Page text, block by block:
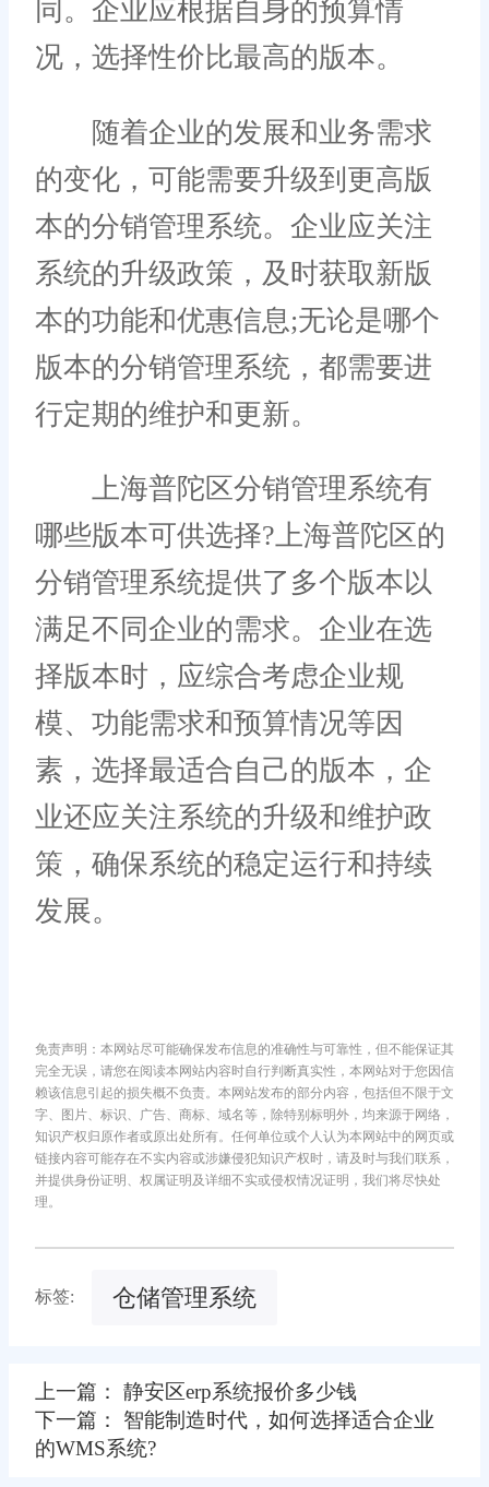
同。企业应根据自身的预算情
况，选择性价比最高的版本。
随着企业的发展和业务需求
的变化，可能需要升级到更高版
本的分销管理系统。企业应关注
系统的升级政策，及时获取新版
本的功能和优惠信息;无论是哪个
版本的分销管理系统，都需要进
行定期的维护和更新。
上海普陀区分销管理系统有
哪些版本可供选择?上海普陀区的
分销管理系统提供了多个版本以
满足不同企业的需求。企业在选
择版本时，应综合考虑企业规
模、功能需求和预算情况等因
素，选择最适合自己的版本，企
业还应关注系统的升级和维护政
策，确保系统的稳定运行和持续
发展。
免责声明：本网站尽可能确保发布信息的准确性与可靠性，但不能保证其
完全无误，请您在阅读本网站内容时自行判断真实性，本网站对于您因信
赖该信息引起的损失概不负责。本网站发布的部分内容，包括但不限于文
字、图片、标识、广告、商标、域名等，除特别标明外，均来源于网络，
知识产权归原作者或原出处所有。任何单位或个人认为本网站中的网页或
链接内容可能存在不实内容或涉嫌侵犯知识产权时，请及时与我们联系，
并提供身份证明、权属证明及详细不实或侵权情况证明，我们将尽快处
理。
标签: 仓储管理系统
上一篇： 静安区erp系统报价多少钱
下一篇： 智能制造时代，如何选择适合企业
的WMS系统?